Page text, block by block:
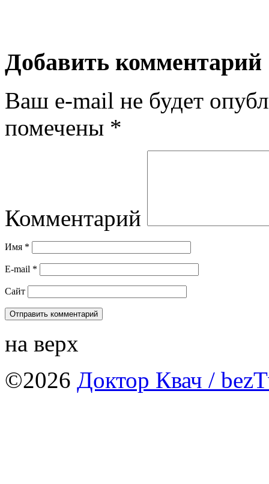
Добавить комментарий
Ваш e-mail не будет
помечены *
Комментарий
Имя *
E-mail *
Сайт
на верх
©2026 Доктор Квач /